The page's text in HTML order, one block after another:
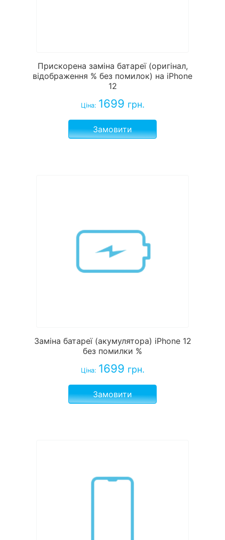
Прискорена заміна батареї (оригінал,
відображення % без помилок) на iPhone
12
Ціна: 1699 грн.
Замовити
Заміна батареї (акумулятора) iPhone 12
без помилки %
Ціна: 1699 грн.
Замовити